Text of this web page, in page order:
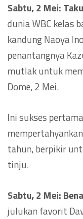
Sabtu, 2 Mei:
dunia WBC kelas
kandung Naoya
penantangnya
mutlak untuk
Dome, 2 Mei.
Ini sukses
tahun, berpikir
tinju.
Sabtu, 2 Mei:
julukan favorit